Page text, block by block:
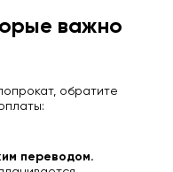
важно
обратите
переводом.